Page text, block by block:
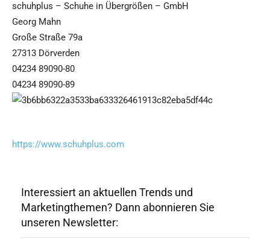
schuhplus – Schuhe in Übergrößen – GmbH
Georg Mahn
Große Straße 79a
27313 Dörverden
04234 89090-80
04234 89090-89
https://www.schuhplus.com
Interessiert an aktuellen Trends und
Marketingthemen? Dann abonnieren Sie
unseren Newsletter: